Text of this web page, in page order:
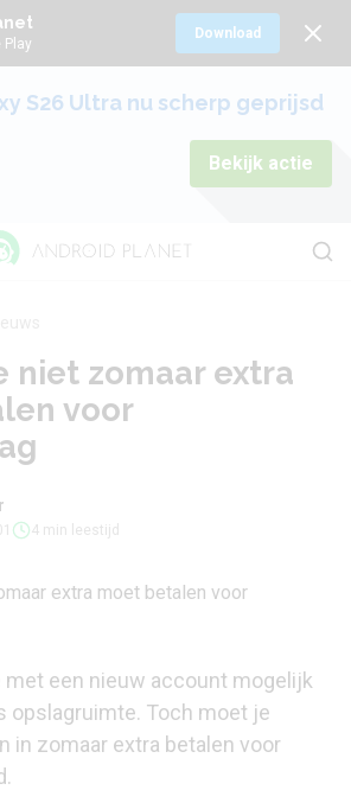
Play
Download
S26 Ultra nu scherp geprijsd
Bekijk actie
niet zomaar extra
voor
4 min leestijd
met een nieuw account mogelijk
opslagruimte. Toch moet je
in zomaar extra betalen voor